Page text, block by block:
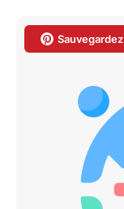
Sauvegardez